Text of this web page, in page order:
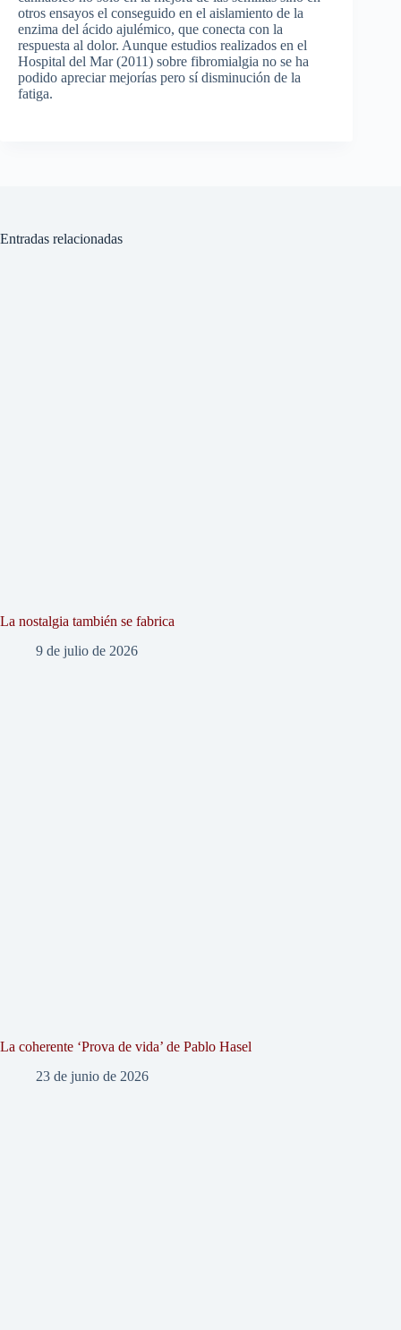
otros ensayos el conseguido en el aislamiento de la
enzima del ácido ajulémico, que conecta con la
respuesta al dolor. Aunque estudios realizados en el
Hospital del Mar (2011) sobre fibromialgia no se ha
podido apreciar mejorías pero sí disminución de la
fatiga.
Entradas relacionadas
La nostalgia también se fabrica
9 de julio de 2026
La coherente ‘Prova de vida’ de Pablo Hasel
23 de junio de 2026